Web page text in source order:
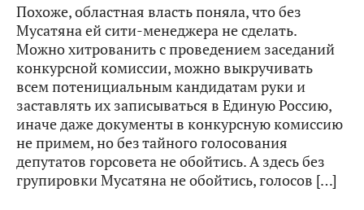
Похоже, областная власть поняла, что без
Мусатяна ей сити-менеджера не сделать.
Можно хитрованить с проведением заседаний
конкурсной комиссии, можно выкручивать
всем потенициальным кандидатам руки и
заставлять их записываться в Единую Россию,
иначе даже документы в конкурсную комиссию
не примем, но без тайного голосования
депутатов горсовета не обойтись. А здесь без
групировки Мусатяна не обойтись, голосов […]